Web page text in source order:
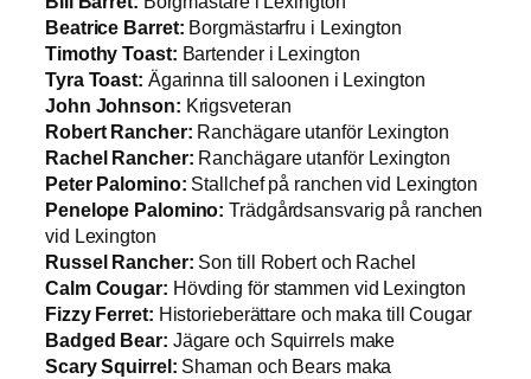
Beatrice Barret: Borgmästarfru i Lexington
Timothy Toast: Bartender i Lexington
Tyra Toast: Ägarinna till saloonen i Lexington
John Johnson: Krigsveteran
Robert Rancher: Ranchägare utanför Lexington
Rachel Rancher: Ranchägare utanför Lexington
Peter Palomino: Stallchef på ranchen vid Lexington
Penelope Palomino:Trädgårdsansvarig på ranchen
vid Lexington
Russel Rancher: Son till Robert och Rachel
Calm Cougar: Hövding för stammen vid Lexington
Fizzy Ferret: Historieberättare och maka till Cougar
Badged Bear: Jägare och Squirrels make
Scary Squirrel: Shaman och Bears maka